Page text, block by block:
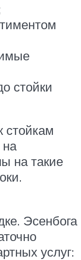
стойки
стойкам
на
на такие
Эсенбога
услуг: